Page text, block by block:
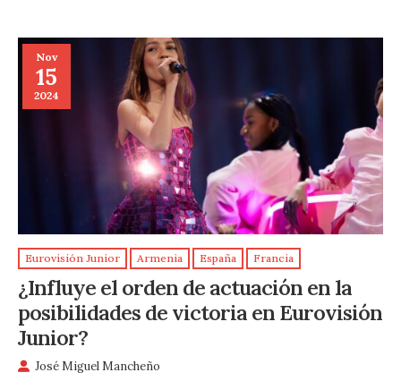
Nov
15
2024
Eurovisión Junior Armenia España Francia
¿Influye el orden de actuación en la
posibilidades de victoria en Eurovisión
Junior?
José Miguel Mancheño